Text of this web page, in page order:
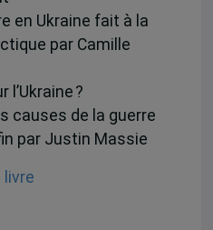
en Ukraine fait à la
par Camille
l’Ukraine ?
causes de la guerre
par Justin Massie
livre